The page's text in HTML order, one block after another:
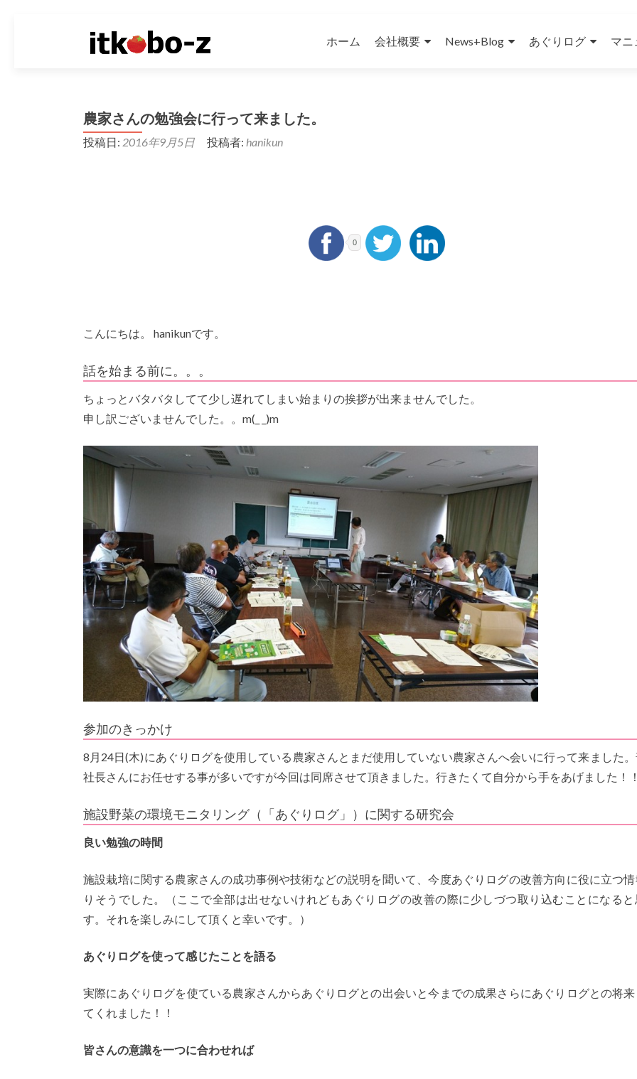
ホーム
会社概要 News+Blog あぐりログ マニ
農家さんの勉強会に行って来ました。
投稿日: 2016年9月5日 投稿者: hanikun
0
こんにちは。 hanikunです。
話を始まる前に。。。
ちょっとバタバタしてて少し遅れてしまい始まりの挨拶が出来ませんでした。
申し訳ございませんでした。。m(_ _)m
参加のきっかけ
8月24日(木)にあぐりログを使用している農家さんとまだ使用していない農家さんへ会いに行って来ました
社長さんにお任せする事が多いですが今回は同席させて頂きました。行きたくて自分から手をあげました！！
施設野菜の環境モニタリング（「あぐりログ」）に関する研究会
良い勉強の時間
施設栽培に関する農家さんの成功事例や技術などの説明を聞いて、今度あぐりログの改善方向に役に立つ
りそうでした。（ここで全部は出せないけれどもあぐりログの改善の際に少しづつ取り込むことになると
す。それを楽しみにして頂くと幸いです。）
あぐりログを使って感じたことを語る
実際にあぐりログを使ている農家さんからあぐりログとの出会いと今までの成果さらにあぐりログとの将来
てくれました！！
皆さんの意識を一つに合わせれば